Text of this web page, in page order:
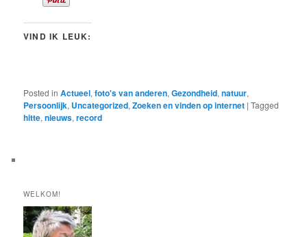
VIND IK LEUK:
Posted in Actueel,foto's van anderen,Gezondheid,natuur,
Persoonlijk, Uncategorized,Zoeken en vinden op internet |Tagged
hitte,nieuws,record
WELKOM!